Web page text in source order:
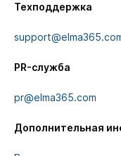
Техподдержка
PR-служба
pr@elma365.com
Дополнительная